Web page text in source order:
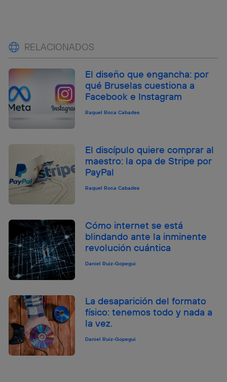
RELACIONADOS
El diseño que engancha: por
qué Bruselas cuestiona a
Facebook e Instagram
Raquel Roca Cabades
El discípulo quiere comprar al
maestro: la opa de Stripe por
PayPal
Raquel Roca Cabades
Cómo internet se está
blindando ante la inminente
revolución cuántica
Daniel Ruiz-Gopegui
La desaparición del formato
físico: tenemos todo y nada a
la vez.
Daniel Ruiz-Gopegui